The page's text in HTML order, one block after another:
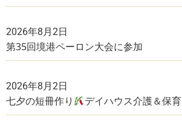
2026年8月2日
第35回境港ペーロン大会に参加
2026年8月2日
七夕の短冊作り デイハウス介護＆保育